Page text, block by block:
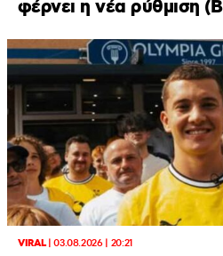
φέρνει η νέα ρύθμιση
VIRAL|03.08.2026 | 20:21